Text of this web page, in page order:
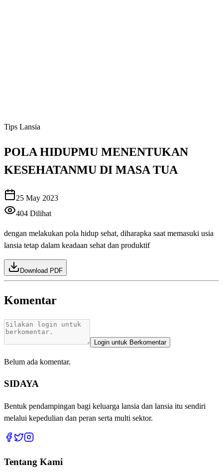
Tips Lansia
POLA HIDUPMU MENENTUKAN
KESEHATANMU DI MASA TUA
25 May 2023
404 Dilihat
dengan melakukan pola hidup sehat, diharapka saat memasuki usia
lansia tetap dalam keadaan sehat dan produktif
Download PDF
Komentar
Login untuk Berkomentar
Belum ada komentar.
SIDAYA
Bentuk pendampingan bagi keluarga lansia dan lansia itu sendiri
melalui kepedulian dan peran serta multi sektor.
Tentang Kami